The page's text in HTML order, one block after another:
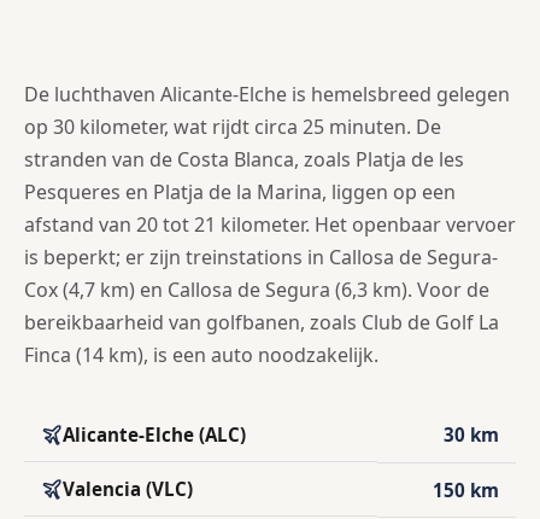
De luchthaven Alicante-Elche is hemelsbreed gelegen
op 30 kilometer, wat rijdt circa 25 minuten. De
stranden van de Costa Blanca, zoals Platja de les
Pesqueres en Platja de la Marina, liggen op een
afstand van 20 tot 21 kilometer. Het openbaar vervoer
is beperkt; er zijn treinstations in Callosa de Segura-
Cox (4,7 km) en Callosa de Segura (6,3 km). Voor de
bereikbaarheid van golfbanen, zoals Club de Golf La
Finca (14 km), is een auto noodzakelijk.
Alicante-Elche (ALC) 30 km
Valencia (VLC) 150 km